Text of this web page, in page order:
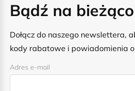
Bądź na bieżąco
Dołącz do naszego newslettera,
kody rabatowe i powiadomienia
Adres e-mail